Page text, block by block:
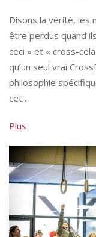
Disons la vérité, les
être perdus quand
ceci » et « cross-
qu’un seul vrai
philosophie
cet…
Plus